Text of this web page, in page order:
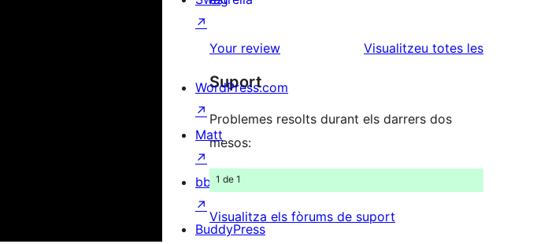
estrelles
de
estrelles
Your review Visualitzeu totes lesressenyes
Suport
Problemes resolts durant els darrers dos
mesos:
1 de 1
Visualitza els fòrums de suport
↗
WordPress.com
↗
Matt
↗
bbPress
↗
BuddyPress